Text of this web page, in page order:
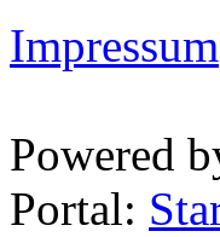
Impressum
Powered
Portal: